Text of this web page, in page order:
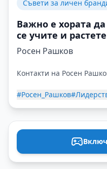
Съвети за личен
Важно е хората
се учите и растете
Росен Рашков
Контакти на Росен
#Росен_Рашков